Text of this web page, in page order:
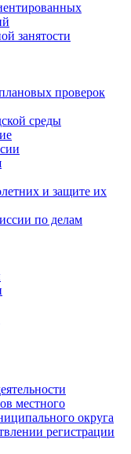
занятости
проверок
среды
и защите их
по делам
местного
округа
регистрации